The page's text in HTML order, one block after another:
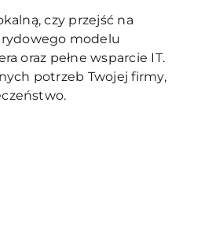
czy przejść na
modelu
oraz pełne wsparcie IT.
potrzeb Twojej firmy,